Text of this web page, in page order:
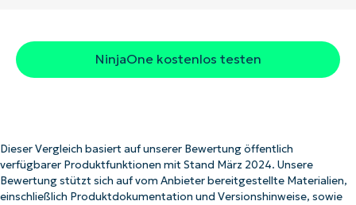
NinjaOne kostenlos testen
Dieser Vergleich basiert auf unserer Bewertung öffentlich
verfügbarer Produktfunktionen mit Stand März 2024. Unsere
Bewertung stützt sich auf vom Anbieter bereitgestellte Materialien,
einschließlich Produktdokumentation und Versionshinweise, sowie